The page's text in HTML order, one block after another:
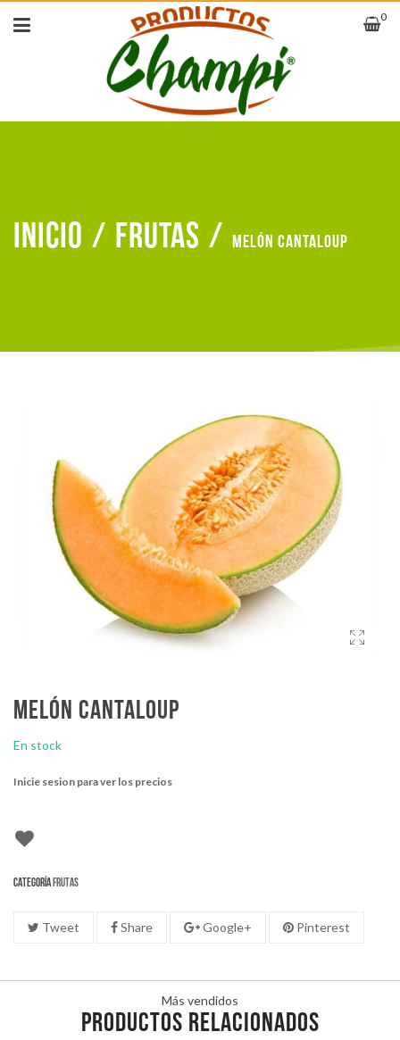
0
Inicio / Frutas / Melón cantaloup
Melón cantaloup
En stock
Inicie sesion para ver los precios
CategoríaFrutas
Tweet Share Google+ Pinterest
Más vendidos
PRODUCTOS RELACIONADOS